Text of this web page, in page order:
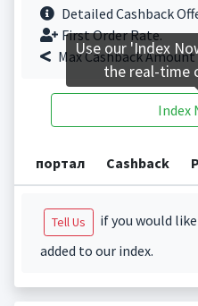
Detailed Cashback
First Order Rate.
Max Cashback Amount
Index
портал Cashback
Tell Us
if you would
added to our index.
Use our 'Index
the real-time